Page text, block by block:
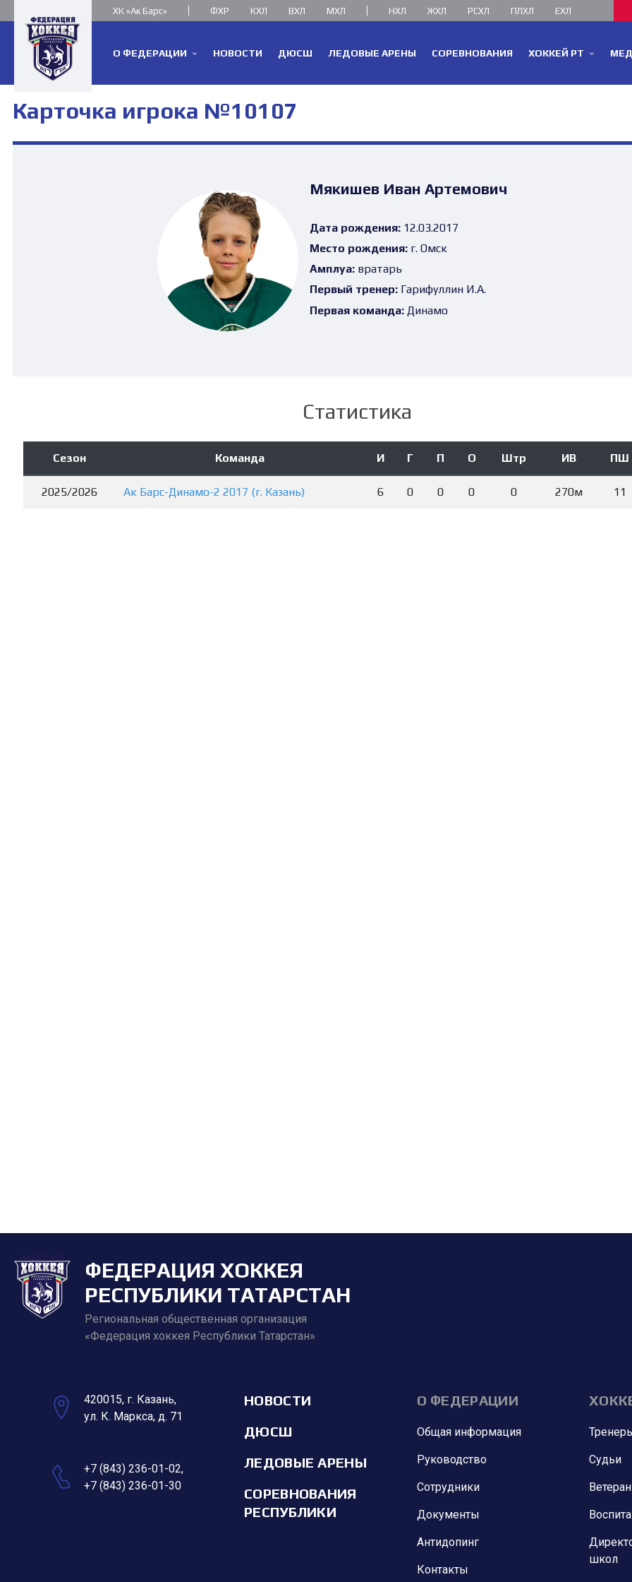
ХК «Ак Барс» ФХР КХЛ ВХЛ МХЛ НХЛ ЖХЛ РСХЛ ПЛХЛ ЕХЛ
О ФЕДЕРАЦИИ НОВОСТИ ДЮСШ ЛЕДОВЫЕ АРЕНЫ СОРЕВНОВАНИЯ ХОККЕЙ РТ
Карточка игрока №10107
Мякишев Иван Артемович
Дата рождения:12.03.2017
Место рождения:г. Омск
Амплуа:вратарь
Первый тренер:Гарифуллин И.А.
Первая команда:Динамо
Статистика
Сезон Команда И Г П О Штр ИВ ПШ
2025/2026 Ак Барс-Динамо-2 2017 (г. Казань) 6 0 0 0 0 270м 11
ФЕДЕРАЦИЯ ХОККЕЯ
РЕСПУБЛИКИ ТАТАРСТАН
Региональная общественная организация
«Федерация хоккея Республики Татарстан»
420015, г. Казань,
ул. К. Маркса, д. 71
+7 (843) 236-01-02,
+7 (843) 236-01-30
НОВОСТИ
ДЮСШ
ЛЕДОВЫЕ АРЕНЫ
СОРЕВНОВАНИЯ
РЕСПУБЛИКИ
О ФЕДЕРАЦИИ
Общая информация
Руководство
Сотрудники
Документы
Антидопинг
Контакты
Судьи
школ